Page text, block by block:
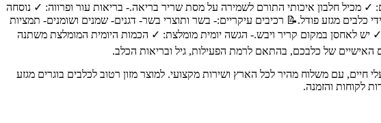
מרכזיים:- תמיכה בבריאות השרירים: ✓ מכיל חלבון איכותי התורם לשמירה על מסת שריר בריאה.- בריאות עור ופרווה: ✓ נוסחה
מגזע פודל.📝 רכיבים עיקריים:- בשר ותוצרי בשר- דגנים- שמנים ושומנים- תמציות
יש לאחסן במקום קריר ויבש.- הגשה יומית מומלצת: ✓ הכמות היומית המומלצת משתנה
של כלבכם, בהתאם לרמת הפעילות, גיל ובריאות הכלב.
ביותר של מוצרים איכותיים לבעלי חיים, עם משלוח מהיר לכל הארץ ושירות מקצועי. למוצר מזון רטוב לכלבים בוגרים מגזע